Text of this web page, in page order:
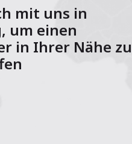
mit uns in
um einen
in Ihrer Nähe zu